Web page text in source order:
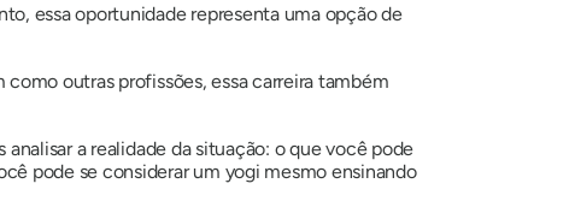
essa oportunidade representa uma opção de
como outras profissões, essa carreira também
a realidade da situação: o que você pode
pode se considerar um yogi mesmo ensinando